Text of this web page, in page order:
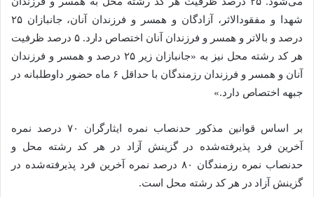
شهدا و مفقودالاثر، آزادگان و همسر و فرزندان آنان، جانبازان ۲۵
درصد و بالاتر و همسر و فرزندان آنان اختصاص دارد. ۵ درصد ظرفیت
هر کد رشته محل نیز به «جانبازان زیر ۲۵ درصد و همسر و فرزندان
آنان و همسر و فرزندان رزمندگان با حداقل ۶ ماه حضور داوطلبانه در
جبهه اختصاص دارد.»
بر اساس قوانین مذکور حدنصاب نمره ایثارگران ۷۰ درصد نمره
آخرین فرد پذیرفته‌شده در گزینش آزاد در هر کد رشته محل و
حدنصاب نمره رزمندگان ۸۰ درصد نمره آخرین فرد پذیرفته‌شده در
گزینش آزاد در هر کد رشته محل است.